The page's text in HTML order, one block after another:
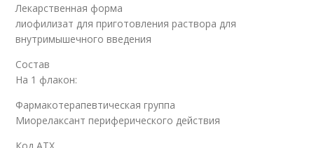
Лекарственная форма
лиофилизат для приготовления раствора для
внутримышечного введения
Состав
На 1 флакон:
Фармакотерапевтическая группа
Миорелаксант периферического действия